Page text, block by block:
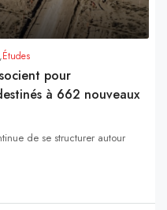
,Études
pour
à 662 nouveaux
de se structurer autour